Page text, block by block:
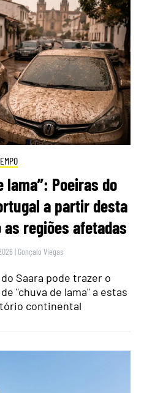
lama”: Poeiras do
a partir desta
regiões afetadas
| Gonçalo Viegas
Saara pode trazer o
"chuva de lama" a estas
continental